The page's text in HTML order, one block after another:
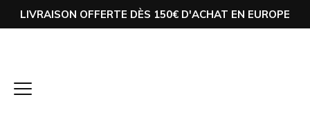
LIVRAISON OFFERTE DÈS 150€ D'ACHAT EN EUROPE